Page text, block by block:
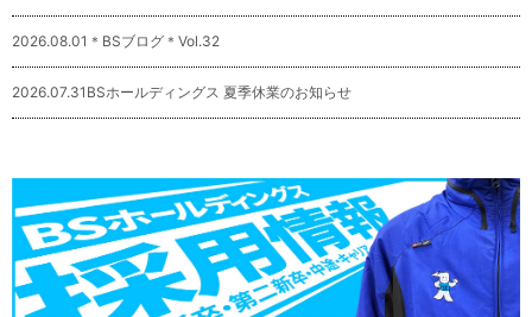
2026.08.01 ＊BSブログ＊Vol.32
2026.07.31 BSホールディングス 夏季休業のお知らせ